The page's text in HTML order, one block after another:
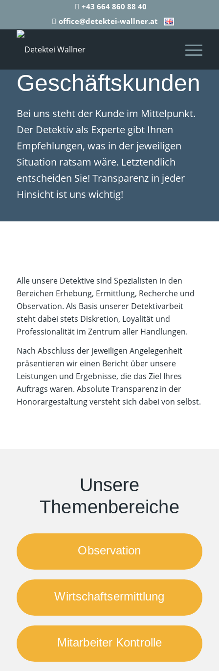
+43 664 860 88 40
office@detektei-wallner.at
Geschäftskunden
Bei uns steht der Kunde im Mittelpunkt.
Der Detektiv als Experte gibt Ihnen
Empfehlungen, was in der jeweiligen
Situation ratsam wäre. Letztendlich
entscheiden Sie! Transparenz in jeder
Hinsicht ist uns wichtig!
Alle unsere Detektive sind Spezialisten in den
Bereichen Erhebung, Ermittlung, Recherche und
Observation. Als Basis unserer Detektivarbeit
steht dabei stets Diskretion, Loyalität und
Professionalität im Zentrum aller Handlungen.
Nach Abschluss der jeweiligen Angelegenheit
präsentieren wir einen Bericht über unsere
Leistungen und Ergebnisse, die das Ziel Ihres
Auftrags waren. Absolute Transparenz in der
Honorargestaltung versteht sich dabei von selbst.
Unsere
Themenbereiche
Observation
Wirtschaftsermittlung
Mitarbeiter Kontrolle